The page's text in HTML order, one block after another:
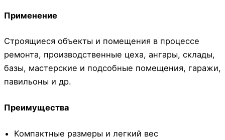
Применение
Строящиеся объекты и помещения в процессе
ремонта, производственные цеха, ангары, склады,
базы, мастерские и подсобные помещения, гаражи,
павильоны и др.
Преимущества
Компактные размеры и легкий вес